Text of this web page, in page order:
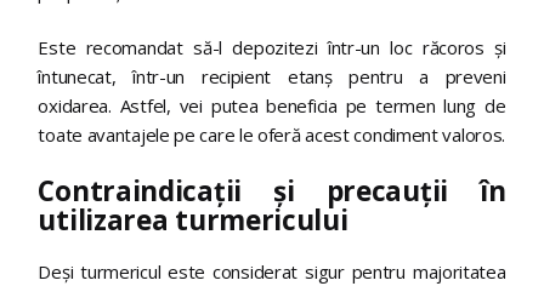
Este recomandat să-l depozitezi într-un loc răcoros și
întunecat, într-un recipient etanș pentru a preveni
oxidarea. Astfel, vei putea beneficia pe termen lung de
toate avantajele pe care le oferă acest condiment valoros.
Contraindicații și precauții în
utilizarea turmericului
Deși turmericul este considerat sigur pentru majoritatea